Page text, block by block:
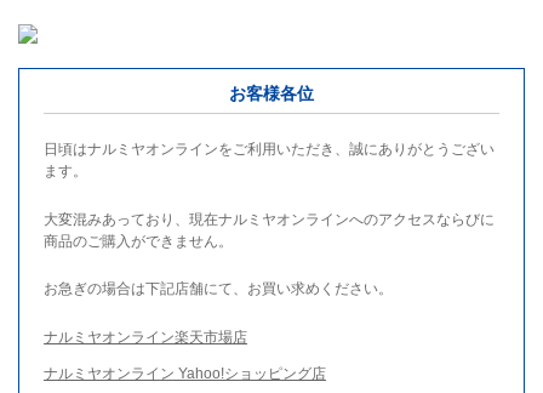
お客様各位
日頃はナルミヤオンラインをご利用いただき、誠にありがとうござい
ます。
大変混みあっており、現在ナルミヤオンラインへのアクセスならびに
商品のご購入ができません。
お急ぎの場合は下記店舗にて、お買い求めください。
ナルミヤオンライン楽天市場店
ナルミヤオンライン Yahoo!ショッピング店